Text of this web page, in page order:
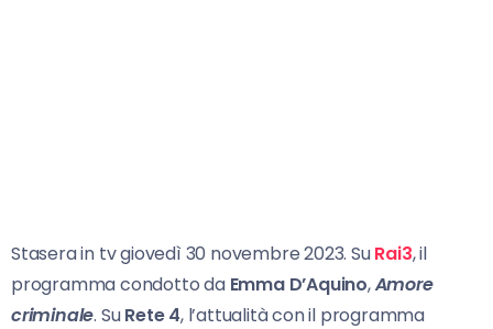
Stasera in tv giovedì 30 novembre 2023. SuRai3, il
programma condotto da Emma D’Aquino,Amore
criminale. SuRete 4, l’attualità con il programma